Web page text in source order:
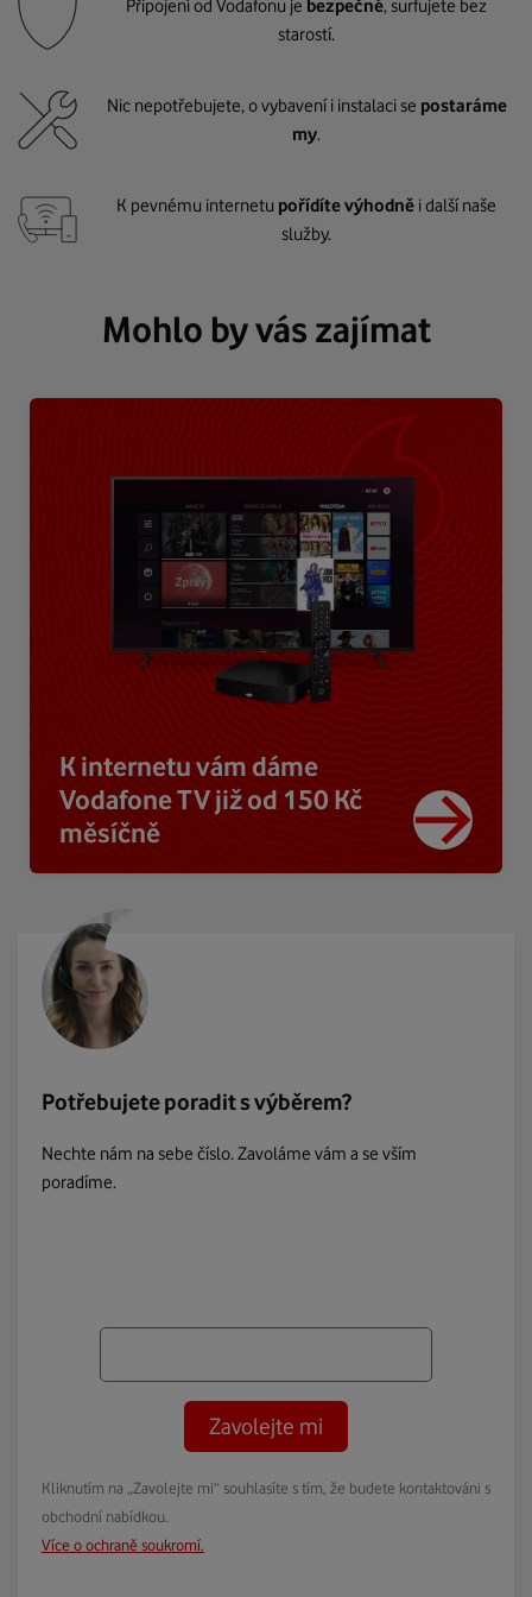
Připojení od Vodafonu je bezpečné, surfujete bez
starostí.
Nic nepotřebujete, o vybavení i instalaci se postaráme
my.
K pevnému internetu pořídíte výhodně i další naše
služby.
Mohlo by vás zajímat
K internetu vám dáme
Vodafone TV již od 150 Kč
měsíčně
Potřebujete poradit s výběrem?
Nechte nám na sebe číslo. Zavoláme vám a se vším
poradíme.
Zavolejte mi
Kliknutím na „Zavolejte mi“ souhlasíte s tím, že budete kontaktováni s
obchodní nabídkou.
Více o ochraně soukromí.